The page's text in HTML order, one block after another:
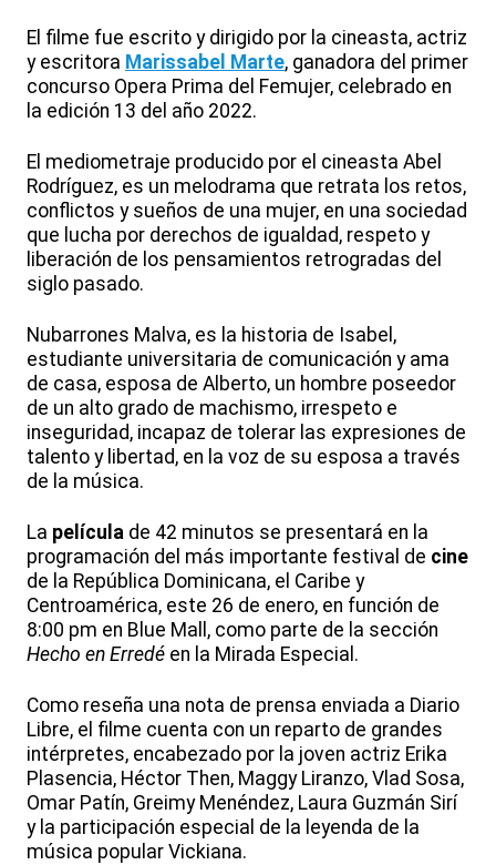
El filme fue escrito y dirigido por la cineasta, actriz
y escritora Marissabel Marte, ganadora del primer
concurso Opera Prima del Femujer, celebrado en
la edición 13 del año 2022.
El mediometraje producido por el cineasta Abel
Rodríguez, es un melodrama que retrata los retos,
conflictos y sueños de una mujer, en una sociedad
que lucha por derechos de igualdad, respeto y
liberación de los pensamientos retrogradas del
siglo pasado.
Nubarrones Malva, es la historia de Isabel,
estudiante universitaria de comunicación y ama
de casa, esposa de Alberto, un hombre poseedor
de un alto grado de machismo, irrespeto e
inseguridad, incapaz de tolerar las expresiones de
talento y libertad, en la voz de su esposa a través
de la música.
La película de 42 minutos se presentará en la
programación del más importante festival de cine
de la República Dominicana, el Caribe y
Centroamérica, este 26 de enero, en función de
8:00 pm en Blue Mall, como parte de la sección
Hecho en Erredé en la Mirada Especial.
Como reseña una nota de prensa enviada a Diario
Libre, el filme cuenta con un reparto de grandes
intérpretes, encabezado por la joven actriz Erika
Plasencia, Héctor Then, Maggy Liranzo, Vlad Sosa,
Omar Patín, Greimy Menéndez, Laura Guzmán Sirí
y la participación especial de la leyenda de la
música popular Vickiana.